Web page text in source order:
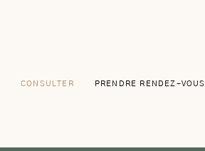
CONSULTER PRENDRE RENDEZ-VOUS